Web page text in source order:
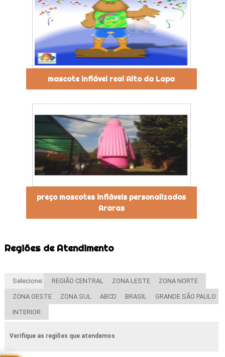
mascote inflável real Alto da Lapa
preço mascotes infláveis personalizados
Araras
Regiões de Atendimento
Selecione: REGIÃO CENTRAL ZONA LESTE ZONA NORTE
ZONA OESTE ZONA SUL ABCD BRASIL GRANDE SÃO PAULO
INTERIOR
Verifique as regiões que atendemos